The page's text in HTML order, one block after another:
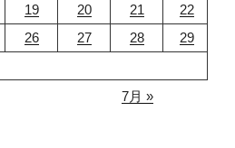
19 20 21
22
26 27 28
29
7月 »